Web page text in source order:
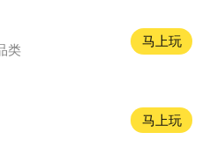
类
马上玩
马上玩